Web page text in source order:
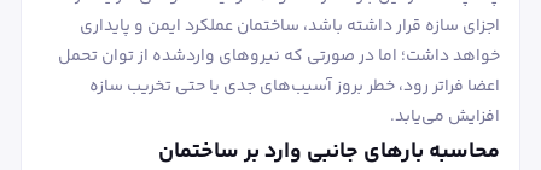
اجزای سازه قرار داشته باشد، ساختمان عملکرد ایمن و پایداری
خواهد داشت؛ اما در صورتی که نیروهای واردشده از توان تحمل
اعضا فراتر رود، خطر بروز آسیب‌های جدی یا حتی تخریب سازه
افزایش می‌یابد.
محاسبه بارهای جانبی وارد بر ساختمان